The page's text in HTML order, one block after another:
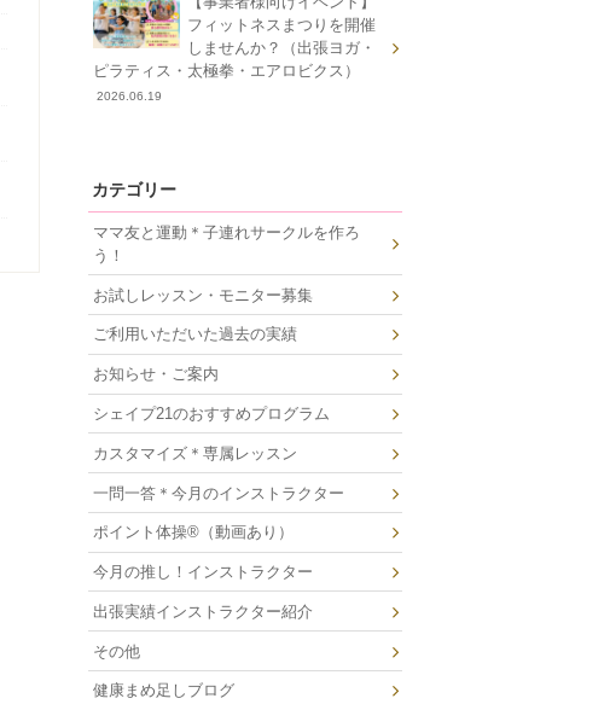
フィットネスまつりを開催
しませんか？（出張ヨガ・
ピラティス・太極拳・エアロビクス）
2026.06.19
カテゴリー
ママ友と運動＊子連れサークルを作ろ
う！
お試しレッスン・モニター募集
ご利用いただいた過去の実績
お知らせ・ご案内
シェイプ21のおすすめプログラム
カスタマイズ＊専属レッスン
一問一答＊今月のインストラクター
ポイント体操®（動画あり）
今月の推し！インストラクター
出張実績インストラクター紹介
その他
健康まめ足しブログ